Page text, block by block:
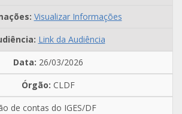
Visualizar Informações
Link da Audiência
26/03/2026
CLDF
de contas do IGES/DF